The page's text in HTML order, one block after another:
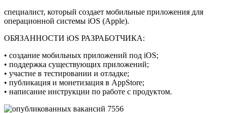
специалист, который создает мобильные приложения для
операционной системы iOS (Apple).
ОБЯЗАННОСТИ iOS РАЗРАБОТЧИКА:
• создание мобильных приложений под iOS;
• поддержка существующих приложений;
• участие в тестировании и отладке;
• публикация и монетизация в AppStore;
• написание инструкции по работе с продуктом.